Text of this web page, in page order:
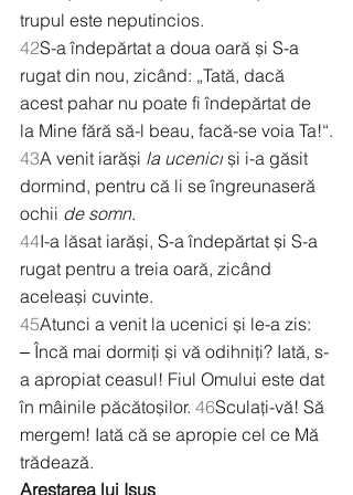
trupul este neputincios.
42S-a îndepărtat a doua oară și S-a
rugat din nou, zicând: „Tată, dacă
acest pahar nu poate fi îndepărtat de
la Mine fără să-l beau, facă-se voia Ta!“.
43A venit iarăși la ucenici și i-a găsit
dormind, pentru că li se îngreunaseră
ochii de somn.
44I-a lăsat iarăși, S-a îndepărtat și S-a
rugat pentru a treia oară, zicând
aceleași cuvinte.
45Atunci a venit la ucenici și le-a zis:
‒ Încă mai dormiți și vă odihniți? Iată, s-
a apropiat ceasul! Fiul Omului este dat
în mâinile păcătoșilor. 46Sculați-vă! Să
mergem! Iată că se apropie cel ce Mă
trădează.
Arestarea lui Isus